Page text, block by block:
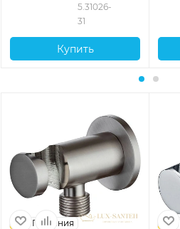
5.31026-
31
Купить
Германия